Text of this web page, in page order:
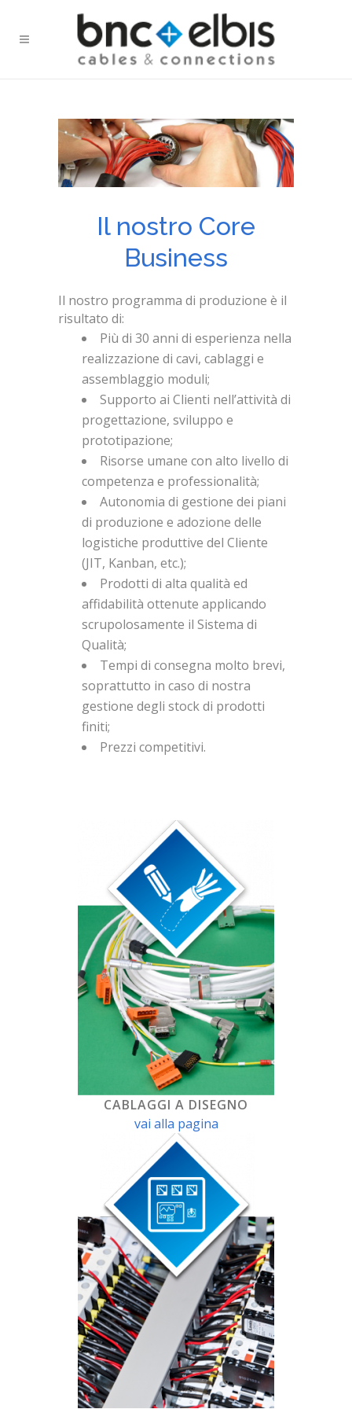
Il nostro Core
Business
Il nostro programma di produzione è il
risultato di:
Più di 30 anni di esperienza nella
realizzazione di cavi, cablaggi e
assemblaggio moduli;
Supporto ai Clienti nell’attività di
progettazione, sviluppo e
prototipazione;
Risorse umane con alto livello di
competenza e professionalità;
Autonomia di gestione dei piani
di produzione e adozione delle
logistiche produttive del Cliente
(JIT, Kanban, etc.);
Prodotti di alta qualità ed
affidabilità ottenute applicando
scrupolosamente il Sistema di
Qualità;
Tempi di consegna molto brevi,
soprattutto in caso di nostra
gestione degli stock di prodotti
finiti;
Prezzi competitivi.
CABLAGGI A DISEGNO
vai alla pagina